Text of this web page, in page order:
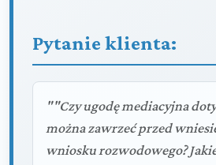
Pytanie klienta:
""Czy ugodę mediacyjna
można zawrzeć przed
wniosku rozwodowego?